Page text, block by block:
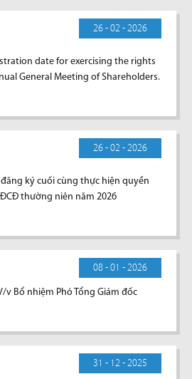
26 - 02 - 2026
date for exercising the rights
General Meeting of Shareholders.
26 - 02 - 2026
ký cuối cùng thực hiện quyền
thường niên năm 2026
08 - 01 - 2026
v Bổ nhiệm Phó Tổng Giám đốc
31 - 12 - 2025